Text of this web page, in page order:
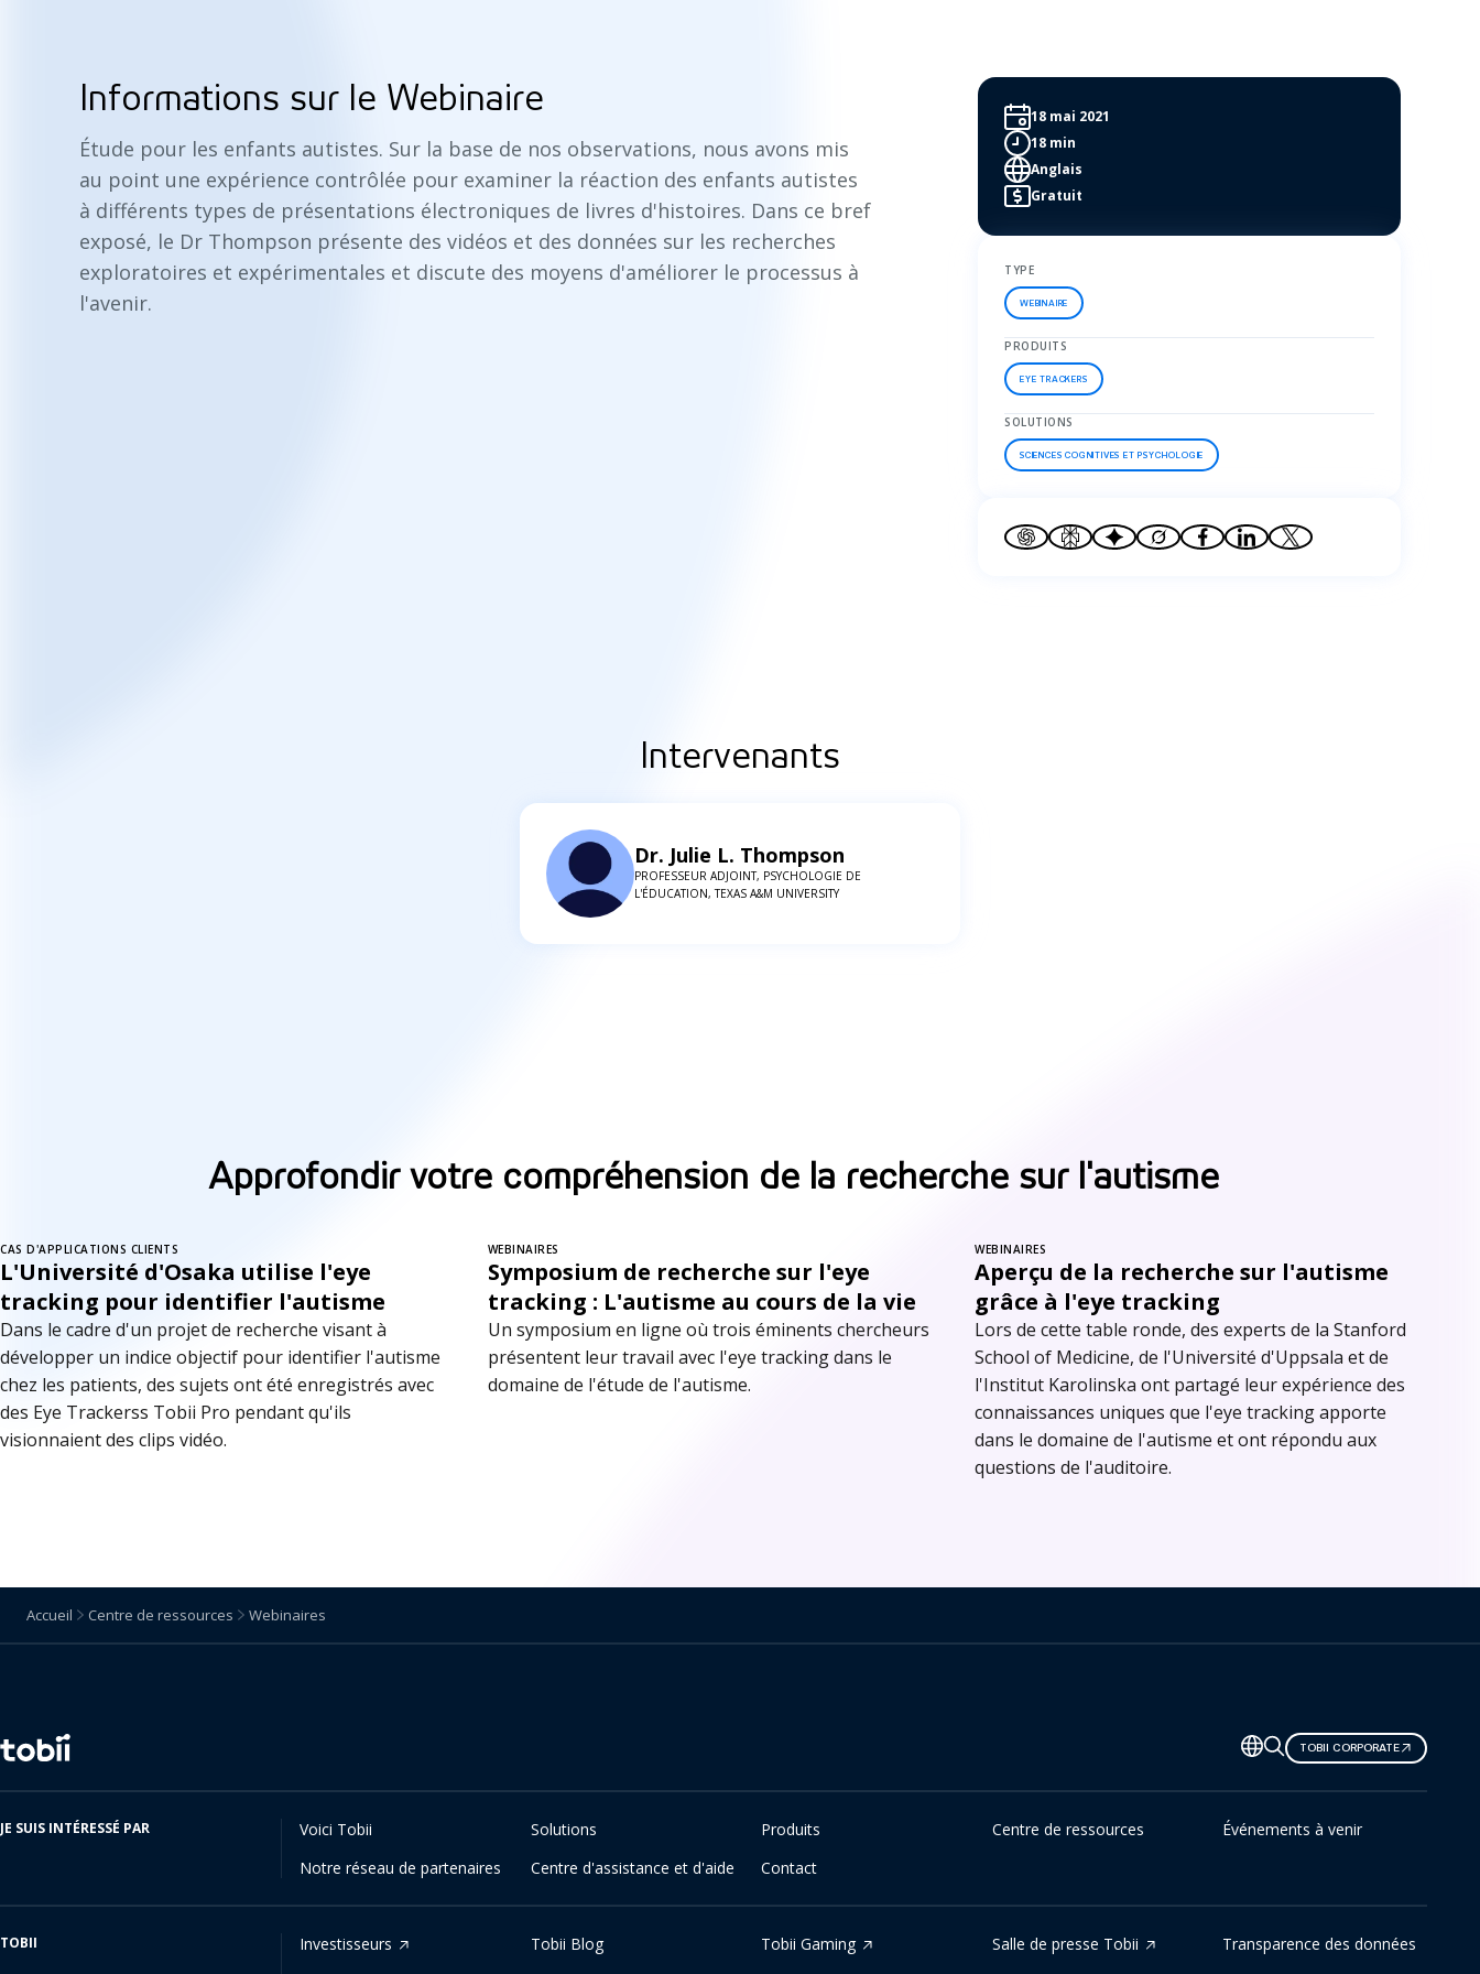
Informations sur le Webinaire
Étude pour les enfants autistes. Sur la base de nos observations, nous avons mis
au point une expérience contrôlée pour examiner la réaction des enfants autistes
à différents types de présentations électroniques de livres d'histoires. Dans ce bref
exposé, le Dr Thompson présente des vidéos et des données sur les recherches
exploratoires et expérimentales et discute des moyens d'améliorer le processus à
l'avenir.
18 mai 2021
18 min
Anglais
Gratuit
TYPE
WEBINAIRE
PRODUITS
EYE TRACKERS
SOLUTIONS
SCIENCES COGNITIVES ET PSYCHOLOGIE
Intervenants
Dr. Julie L. Thompson
PROFESSEUR ADJOINT, PSYCHOLOGIE DE
L'ÉDUCATION, TEXAS A&M UNIVERSITY
Approfondir votre compréhension de la recherche sur l'autisme
CAS D'APPLICATIONS CLIENTS
L'Université d'Osaka utilise l'eye
tracking pour identifier l'autisme
Dans le cadre d'un projet de recherche visant à
développer un indice objectif pour identifier l'autisme
chez les patients, des sujets ont été enregistrés avec
des Eye Trackerss Tobii Pro pendant qu'ils
visionnaient des clips vidéo.
WEBINAIRES
Symposium de recherche sur l'eye
tracking : L'autisme au cours de la vie
Un symposium en ligne où trois éminents chercheurs
présentent leur travail avec l'eye tracking dans le
domaine de l'étude de l'autisme.
WEBINAIRES
Aperçu de la recherche sur l'autisme
grâce à l'eye tracking
Lors de cette table ronde, des experts de la Stanford
School of Medicine, de l'Université d'Uppsala et de
l'Institut Karolinska ont partagé leur expérience des
connaissances uniques que l'eye tracking apporte
dans le domaine de l'autisme et ont répondu aux
questions de l'auditoire.
Accueil Centre de ressources Webinaires
Changer
de
langue
TOBII CORPORATE
JE SUIS INTÉRESSÉ PAR Voici Tobii Solutions Produits Centre de ressources
Événements à venir
Notre réseau de partenaires
Centre d'assistance et d'aide Contact
TOBII Investisseurs Tobii Blog Tobii Gaming Salle de presse Tobii
Transparence des données